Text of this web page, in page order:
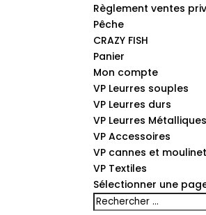
Règlement ventes
Pêche
CRAZY FISH
Panier
Mon compte
VP Leurres souples
VP Leurres durs
VP Leurres Métalliques
VP Accessoires
VP cannes et
VP Textiles
Sélectionner une